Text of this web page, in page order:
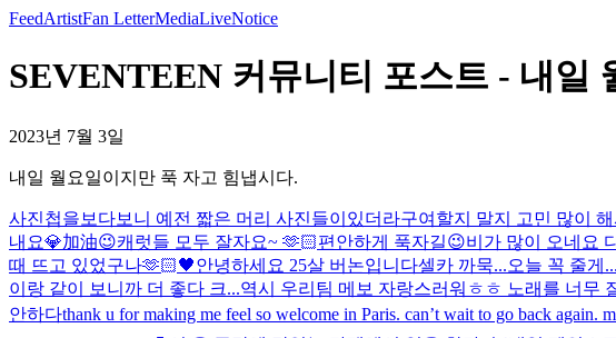
FeedArtistFan LetterMediaLiveNotice
SEVENTEEN 커뮤니티 포스트 - 내일
2023년 7월 3일
내일 월요일이지만 푹 자고 힘냅시다.
사진첩을보다보니 예전 짧은 머리 사진들이있더라구여 할지 말지 고민 많이
내요💎加油😉캐럿들 모두 잘자요~ 🫶🏻편안하게 푹자길😉비가 많이 오네요
때 뜨고 있었구나🫶🏻🖤안녕하세요 25살 버논입니다셀카 까묵...오늘 꼭 줄게
이랑 같이 보니까 더 좋다 크...역시 우리팀 메보 자랑스러워ㅎㅎ 노래를 너무
안하다thank u for making me feel so welcome in Paris. can’t wait to go back again.